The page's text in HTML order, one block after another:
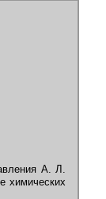
А. Л.
химических